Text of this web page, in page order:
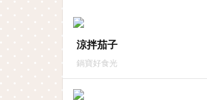
涼拌茄子
鍋寶好食光